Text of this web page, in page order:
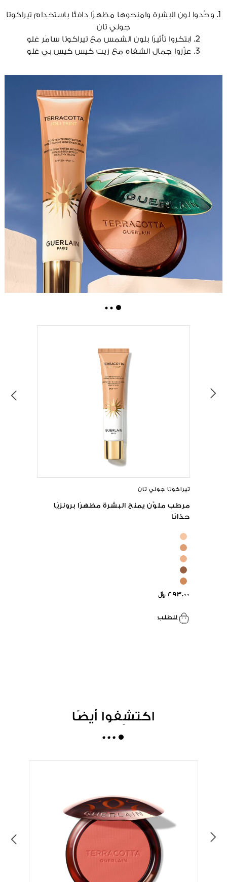
1. وحِّدوا لون البشرة وامنحوها مظهرًا دافئًا باستخدام تيراكوتا
جولي تان
2. ابتكروا تأثيرًا بلون الشمس مع تيراكوتا سامَر غلو
3. عزِّزوا جمال الشفاه مع زيت كيس كيس بي غلو
تيراكوتا جولي تان
مرطب ملوِّن يمنح البشرة مظهرًا برونزيًا
جذابًا
٢٩٣.٠٠ ﷼
للطلب
اكتشِفوا أيضًا